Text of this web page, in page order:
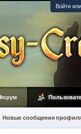
Войти
Новые сообщения